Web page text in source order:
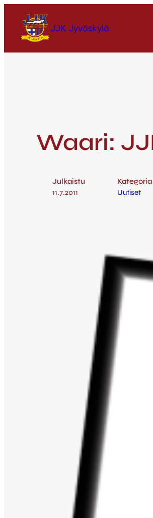
JJK Jyväskylä
Waari:
Julkaistu
11.7.2011
Kategoria
Uutiset